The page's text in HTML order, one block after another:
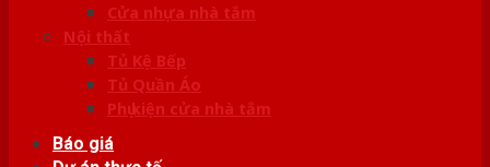
Cửa nhựa nhà tắm
Nội thất
Tủ Kệ Bếp
Tủ Quần Áo
Phụ kiện cửa nhà tắm
Báo giá